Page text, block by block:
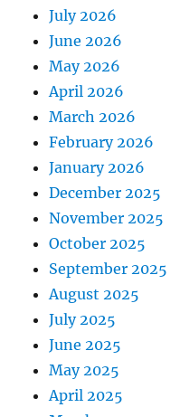
July 2026
June 2026
May 2026
April 2026
March 2026
February 2026
January 2026
December 2025
November 2025
October 2025
September 2025
August 2025
July 2025
June 2025
May 2025
April 2025